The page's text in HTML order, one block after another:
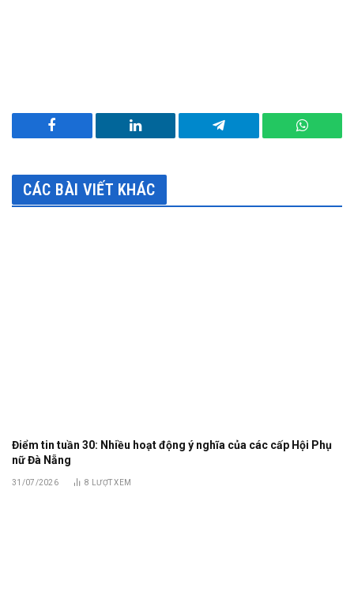
Facebook LinkedIn Telegram
CÁC BÀI VIẾT KHÁC
Điểm tin tuần 30: Nhiều hoạt động ý nghĩa của các cấp Hội Phụ
nữ Đà Nẵng
31/07/2026 8 LƯỢT XEM